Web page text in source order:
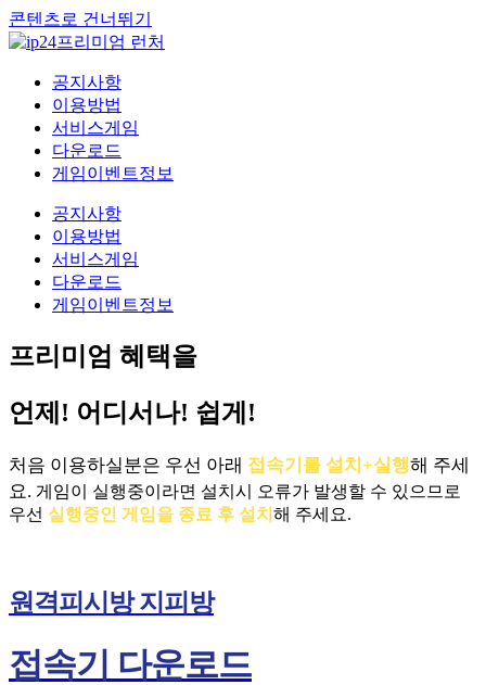
콘텐츠로 건너뛰기
공지사항
이용방법
서비스게임
다운로드
게임이벤트정보
공지사항
이용방법
서비스게임
다운로드
게임이벤트정보
프리미엄 혜택을
언제! 어디서나! 쉽게!
처음 이용하실분은 우선 아래 접속기를 설치+실행해 주세
요. 게임이 실행중이라면 설치시 오류가 발생할 수 있으므로
우선 실행중인 게임을 종료 후 설치 해 주세요.
원격피시방 지피방
접속기 다운로드